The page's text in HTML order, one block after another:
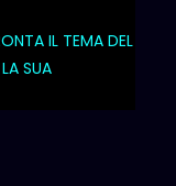
IL TEMA DEL
SUA